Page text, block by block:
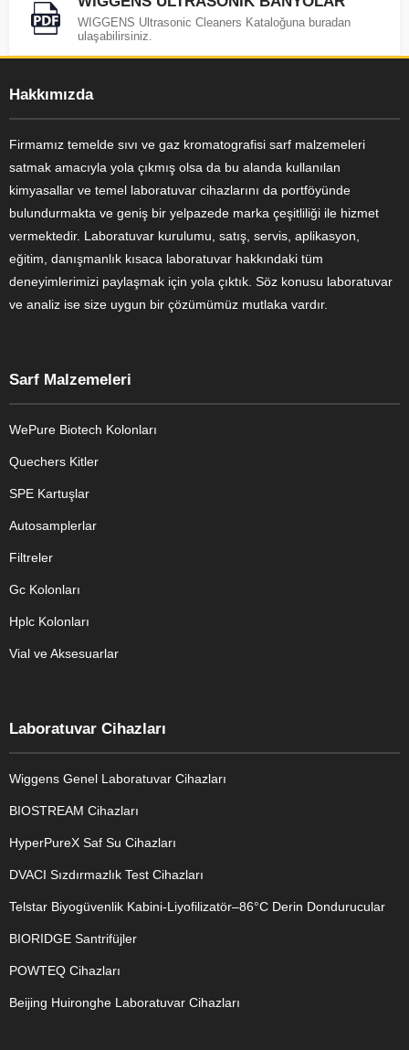
WIGGENS Ultrasonic Cleaners Kataloğuna buradan
ulaşabilirsiniz.
Hakkımızda
Firmamız temelde sıvı ve gaz kromatografisi sarf malzemeleri
satmak amacıyla yola çıkmış olsa da bu alanda kullanılan
kimyasallar ve temel laboratuvar cihazlarını da portföyünde
bulundurmakta ve geniş bir yelpazede marka çeşitliliği ile hizmet
vermektedir. Laboratuvar kurulumu, satış, servis, aplikasyon,
eğitim, danışmanlık kısaca laboratuvar hakkındaki tüm
deneyimlerimizi paylaşmak için yola çıktık. Söz konusu laboratuvar
ve analiz ise size uygun bir çözümümüz mutlaka vardır.
Sarf Malzemeleri
WePure Biotech Kolonları
Quechers Kitler
SPE Kartuşlar
Autosamplerlar
Filtreler
Gc Kolonları
Hplc Kolonları
Vial ve Aksesuarlar
Laboratuvar Cihazları
Wiggens Genel Laboratuvar Cihazları
BIOSTREAM Cihazları
HyperPureX Saf Su Cihazları
DVACI Sızdırmazlık Test Cihazları
Telstar Biyogüvenlik Kabini-Liyofilizatör–86°C Derin Dondurucular
BIORIDGE Santrifüjler
POWTEQ Cihazları
Beijing Huironghe Laboratuvar Cihazları